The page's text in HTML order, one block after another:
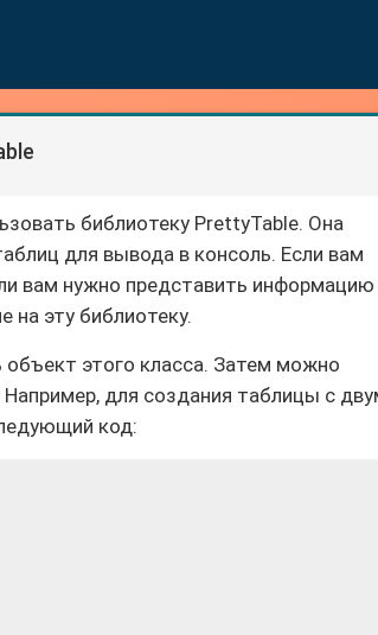
библиотеку PrettyTable. Она
для вывода в консоль. Если вам
вам нужно представить информацию
эту библиотеку.
этого класса. Затем можно
для создания таблицы с
код: